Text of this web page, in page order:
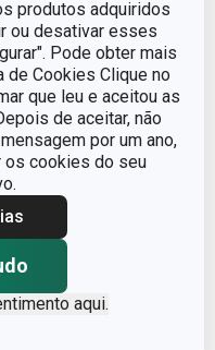
produtos adquiridos
ou desativar esses
Pode obter mais
de Cookies Clique no
que leu e aceitou as
de aceitar, não
por um ano,
os cookies do seu
aqui.
SiliconPRIME
Silicone
Forma c/abertura
8595028490671